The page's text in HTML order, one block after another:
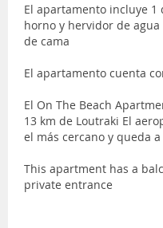
El apartamento incluye
horno y hervidor de
de cama
El apartamento cuenta
El On The Beach
13 km de Loutraki El
el más cercano y queda a
This apartment has a
private entrance